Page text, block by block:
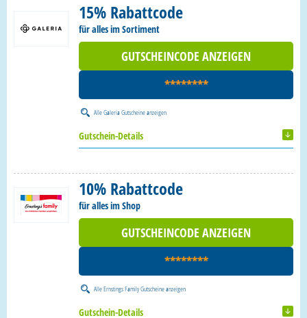
15% Rabattcode
für alles im Sortiment
GUTSCHEINCODE ANZEIGEN
********
AlleGaleria Gutscheineanzeigen
Gutschein-Details
10% Rabattcode
für alles im Shop
GUTSCHEINCODE ANZEIGEN
********
AlleErnstings Family Gutscheineanzeigen
Gutschein-Details